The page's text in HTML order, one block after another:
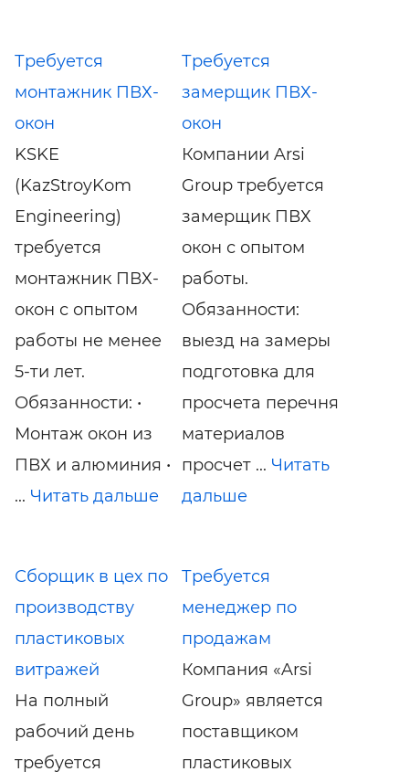
Требуется
монтажник ПВХ-
окон
KSKE
(KazStroyKom
Engineering)
требуется
монтажник ПВХ-
окон с опытом
работы не менее
5-ти лет.
Обязанности: •
Монтаж окон из
ПВХ и алюминия •
... Читать дальше
Требуется
замерщик ПВХ-
окон
Компании Arsi
Group требуется
замерщик ПВХ
окон с опытом
работы.
Обязанности:
выезд на замеры
подготовка для
просчета перечня
материалов
просчет ... Читать
дальше
Сборщик в цех по
производству
пластиковых
витражей
На полный
рабочий день
требуется
Требуется
менеджер по
продажам
Компания «Arsi
Group» является
поставщиком
пластиковых